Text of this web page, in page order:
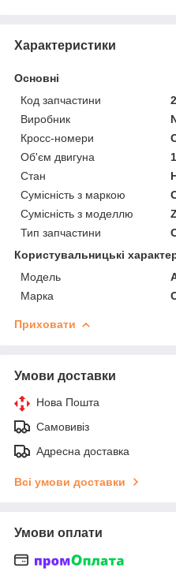
Характеристики
Основні
Код запчастини
Виробник
Кросс-номери
Об'єм двигуна
Стан
Сумісність з маркою
Сумісність з моделлю
Тип запчастини
Користувальницькі
Мoдель
Марка
Приховати
Умови доставки
Нова Пошта
Самовивіз
Адресна доставка
Всі умови доставки
Умови оплати